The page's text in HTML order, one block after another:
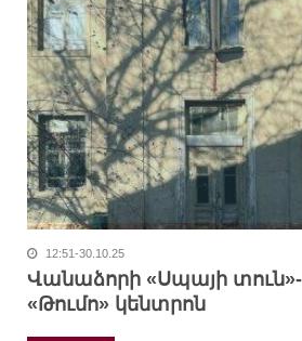
12:51-30.10.25
Վանաձորի «Սպայի
«Թումո» կենտրոն